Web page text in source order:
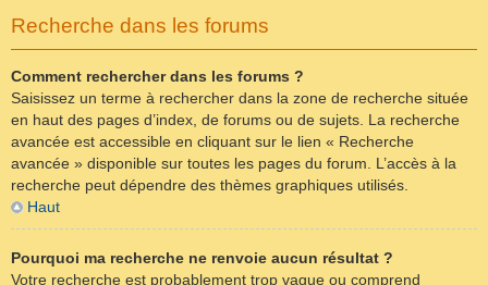
Recherche dans les forums
Comment rechercher dans les forums ?
Saisissez un terme à rechercher dans la zone de recherche située
en haut des pages d’index, de forums ou de sujets. La recherche
avancée est accessible en cliquant sur le lien « Recherche
avancée » disponible sur toutes les pages du forum. L’accès à la
recherche peut dépendre des thèmes graphiques utilisés.
Haut
Pourquoi ma recherche ne renvoie aucun résultat ?
Votre recherche est probablement trop vague ou comprend